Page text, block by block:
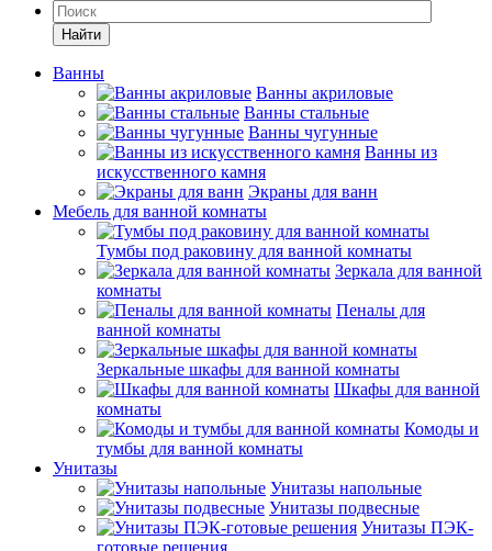
Найти
Ванны
Ванны акриловые
Ванны стальные
Ванны чугунные
Ванны из
искусственного камня
Экраны для ванн
Мебель для ванной комнаты
Тумбы под раковину для ванной комнаты
Зеркала для ванной
комнаты
Пеналы для
ванной комнаты
Зеркальные шкафы для ванной комнаты
Шкафы для ванной
комнаты
Комоды и
тумбы для ванной комнаты
Унитазы
Унитазы напольные
Унитазы подвесные
Унитазы ПЭК-
готовые решения